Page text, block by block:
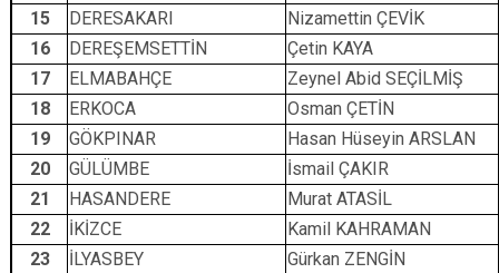
15
DERESAKARI
Nizamettin ÇEVİK
16
DEREŞEMSETTİN
Çetin KAYA
17
ELMABAHÇE
Zeynel Abid SEÇİLMİŞ
18
ERKOCA
Osman ÇETİN
19
GÖKPINAR
Hasan Hüseyin ARSLAN
20
GÜLÜMBE
İsmail ÇAKIR
21
HASANDERE
Murat ATASİL
22
İKİZCE
Kamil KAHRAMAN
23
İLYASBEY
Gürkan ZENGİN